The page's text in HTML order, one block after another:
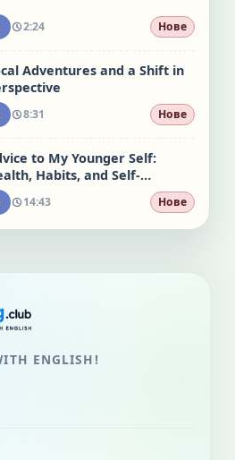
2:24 Нове
Adventures and a Shift in
8:31 Нове
to My Younger Self:
Habits, and Self-
14:43 Нове
ENGLISH!